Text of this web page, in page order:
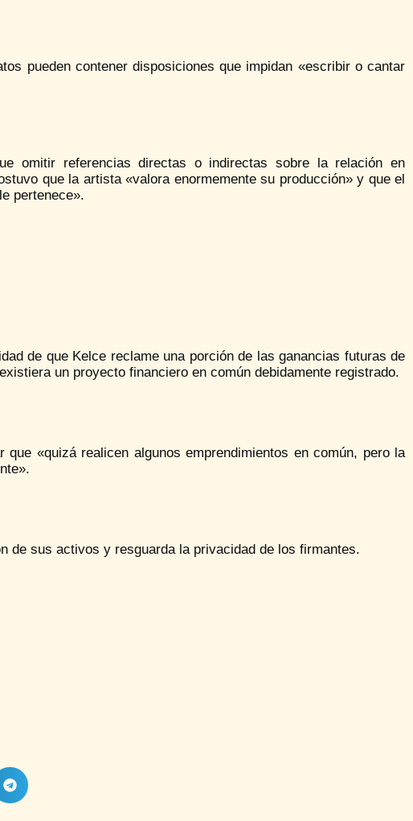
pueden contener disposiciones que impidan «escribir o cantar
omitir referencias directas o indirectas sobre la relación en
que la artista «valora enormemente su producción» y que el
pertenece».
de que Kelce reclame una porción de las ganancias futuras de
un proyecto financiero en común debidamente registrado.
«quizá realicen algunos emprendimientos en común, pero la
de sus activos y resguarda la privacidad de los firmantes.